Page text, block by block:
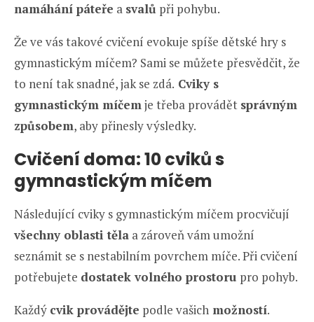
namáhání páteře a svalů při pohybu.
Že ve vás takové cvičení evokuje spíše dětské hry s
gymnastickým míčem? Sami se můžete přesvědčit, že
to není tak snadné, jak se zdá. Cviky s
gymnastickým míčemje třeba provádět správným
způsobem, aby přinesly výsledky.
Cvičení doma: 10 cviků s
gymnastickým míčem
Následující cviky s gymnastickým míčem procvičují
všechny oblasti těla a zároveň vám umožní
seznámit se s nestabilním povrchem míče. Při cvičení
potřebujete dostatek volného prostoru pro pohyb.
Každý cvik provádějte podle vašich možností.